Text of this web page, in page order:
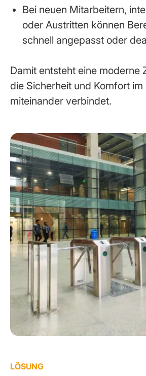
Bei neuen Mitarbeitern,
oder Austritten können
schnell angepasst oder
Damit entsteht eine moderne
die Sicherheit und Komfort
miteinander verbindet.
LÖSUNG